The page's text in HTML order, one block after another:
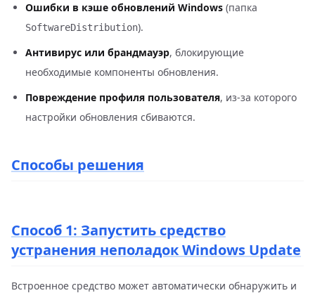
Ошибки в кэше обновлений Windows (папка
SoftwareDistribution).
Антивирус или брандмауэр, блокирующие
необходимые компоненты обновления.
Повреждение профиля пользователя, из-за которого
настройки обновления сбиваются.
Способы решения
Способ 1: Запустить средство
устранения неполадок Windows Update
Встроенное средство может автоматически обнаружить и